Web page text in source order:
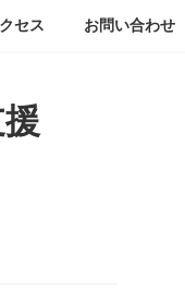
セス お問い合わせ